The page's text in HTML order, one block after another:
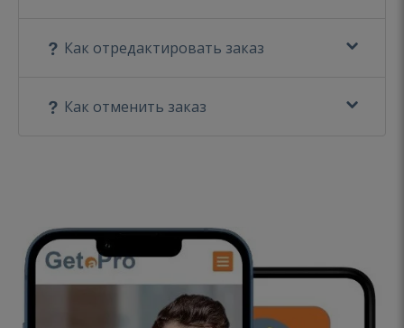
Как отредактировать заказ
Как отменить заказ